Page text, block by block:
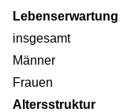
Lebenserwartung
insgesamt
Männer
Frauen
Altersstruktur